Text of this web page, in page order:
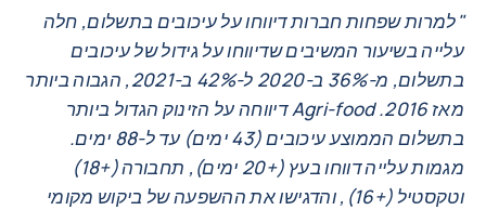
"למרות שפחות חברות דיווחו על עיכובים בתשלום, חלה
עלייה בשיעור המשיבים שדיווחו על גידול של עיכובים
בתשלום, מ-36% ב-2020 ל-42% ב-2021, הגבוה ביותר
מאז 2016. Agri-food דיווחה על הזינוק הגדול ביותר
בתשלום הממוצע עיכובים (43 ימים) עד ל-88 ימים.
מגמות עלייה דווחו בעץ (+20 ימים), תחבורה (+18)
וטקסטיל (+16), והדגישו את ההשפעה של ביקוש מקומי